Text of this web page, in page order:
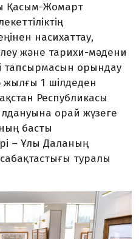
Қасым-Жомарт
насихаттау,
және тарихи-мәдени
тапсырмасын орындау
жылғы 1 шілдеден
Республикасы
орай жүзеге
басты
– Ұлы Даланың
туралы